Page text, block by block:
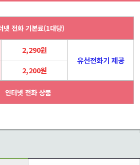
넷 전화 기본료(1대당)
2,290원
유선전화기 제공
2,200원
인터넷 전화 상품